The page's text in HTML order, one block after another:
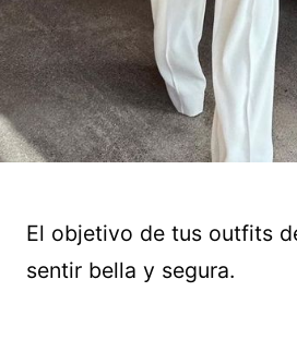
El objetivo de tus outfits
sentir bella y segura.